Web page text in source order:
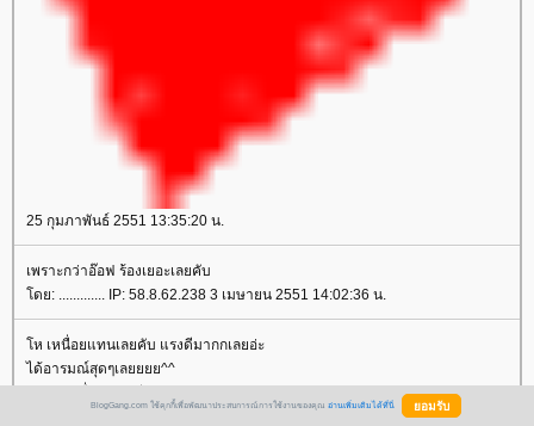
25 กุมภาพันธ์ 2551 13:35:20 น.
เพราะกว่าอ๊อฟ ร้องเยอะเลยคับ
ดย: ............. IP: 58.8.62.238 3 เมษายน 2551 14:02:36 น.
ห เหนื่อยแทนเลยคับ แรงดีมากกเลยอ่ะ
ได้อารมณ์สุดๆเลยยยย^^
BlogGang.com ใช้คุกกี้เพื่อพัฒนาประสบการณ์การใช้งานของคุณ อ่านเพิ่มเติมได้ที่นี่